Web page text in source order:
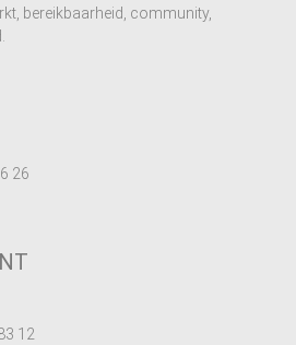
bereikbaarheid, community,
26
12